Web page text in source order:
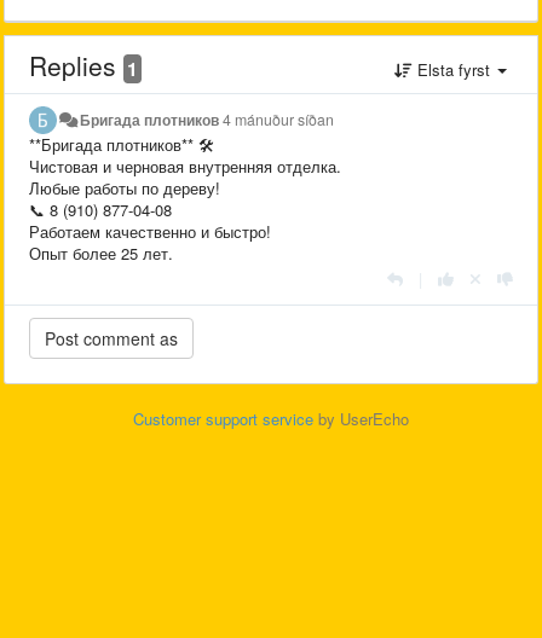
Replies 1 Elsta fyrst
Бригада плотников4 mánuður síðan
**Бригада плотников** 🛠️
Чистовая и черновая внутренняя отделка.
Любые работы по дереву!
📞 8 (910) 877-04-08
Работаем качественно и быстро!
Опыт более 25 лет.
Customer support service by UserEcho